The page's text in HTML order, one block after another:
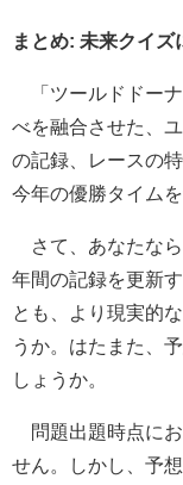
まとめ: 未来クイズ
「ツールドドーナ
べを融合させた、
の記録、レースの
今年の優勝タイム
さて、あなたなら
年間の記録を更新
とも、より現実的
うか。はたまた、
しょうか。
問題出題時点にお
せん。しかし、予